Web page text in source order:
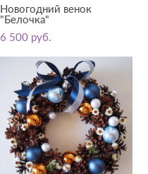
Новогодний венок
"Белочка"
6 500 pуб.